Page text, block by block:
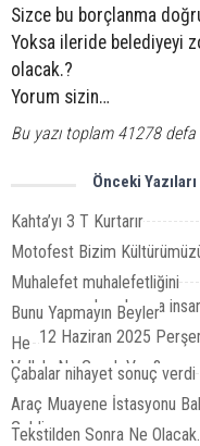
Sizce bu borçlanma
Yoksa ileride belediyeyi
olacak.?
Yorum sizin…
Bu yazı toplam 41278
Önceki Yazıları
Kahta’yı 3 T Kurtarır
Motofest Bizim
Muhalefet muhalefetliğini
yapamayacaksa, bunca
Bunu Yapmayın Beyler
12 Haziran 2025
He
Vallah, Ne Gerek Var ?
Çabalar nihayet sonuç verdi
Araç Muayene İstasyonu
Geldi.
Tekstilden Sonra Ne